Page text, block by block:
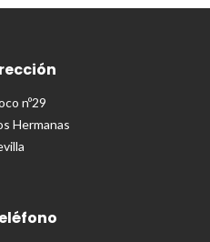
nº29
Hermanas